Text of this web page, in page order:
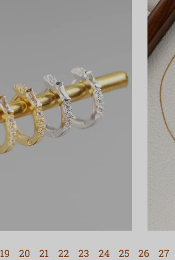
19 20 21 22 23 24 25 26 27